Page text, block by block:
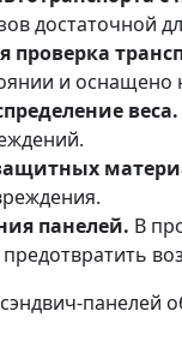
достаточной
проверка
и
веса.
панелей. В
панелей